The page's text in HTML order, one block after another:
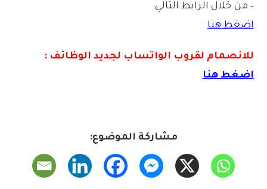
– من خلال الرابط التالي:
اضغط هنا
للانصمام لقروب الواتساب لجديد الوظائف :
اضغط هنا
مشاركة الموضوع: